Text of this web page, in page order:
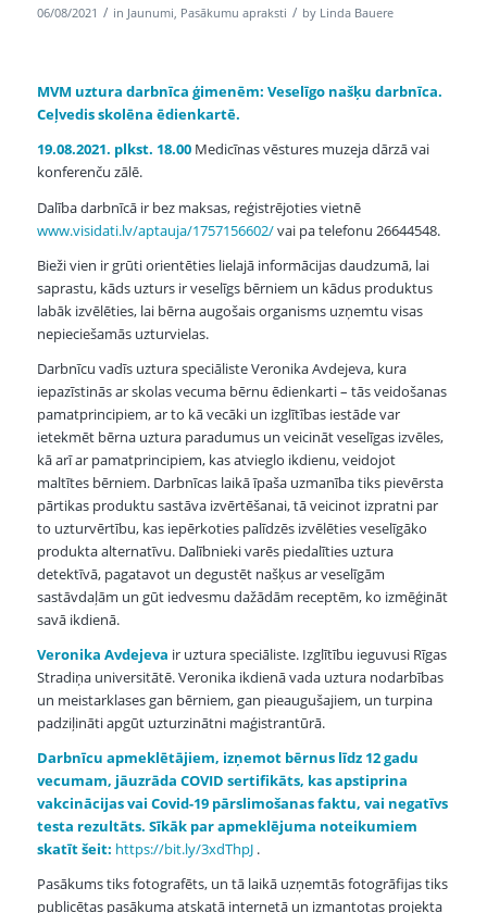
06/08/2021 / in Jaunumi, Pasākumu apraksti / by Linda Bauere
MVM uztura darbnīca ģimenēm: Veselīgo našķu darbnīca.
Ceļvedis skolēna ēdienkartē.
19.08.2021. plkst. 18.00 Medicīnas vēstures muzeja dārzā vai
konferenču zālē.
Dalība darbnīcā ir bez maksas, reģistrējoties vietnē
www.visidati.lv/aptauja/1757156602/vai pa telefonu 26644548.
Bieži vien ir grūti orientēties lielajā informācijas daudzumā, lai
saprastu, kāds uzturs ir veselīgs bērniem un kādus produktus
labāk izvēlēties, lai bērna augošais organisms uzņemtu visas
nepieciešamās uzturvielas.
Darbnīcu vadīs uztura speciāliste Veronika Avdejeva, kura
iepazīstinās ar skolas vecuma bērnu ēdienkarti – tās veidošanas
pamatprincipiem, ar to kā vecāki un izglītības iestāde var
ietekmēt bērna uztura paradumus un veicināt veselīgas izvēles,
kā arī ar pamatprincipiem, kas atvieglo ikdienu, veidojot
maltītes bērniem. Darbnīcas laikā īpaša uzmanība tiks pievērsta
pārtikas produktu sastāva izvērtēšanai, tā veicinot izpratni par
to uzturvērtību, kas iepērkoties palīdzēs izvēlēties veselīgāko
produkta alternatīvu. Dalībnieki varēs piedalīties uztura
detektīvā, pagatavot un degustēt našķus ar veselīgām
sastāvdaļām un gūt iedvesmu dažādām receptēm, ko izmēģināt
savā ikdienā.
Veronika Avdejeva ir uztura speciāliste. Izglītību ieguvusi Rīgas
Stradiņa universitātē. Veronika ikdienā vada uztura nodarbības
un meistarklases gan bērniem, gan pieaugušajiem, un turpina
padziļināti apgūt uzturzinātni maģistrantūrā.
Darbnīcu apmeklētājiem, izņemot bērnus līdz 12 gadu
vecumam, jāuzrāda COVID sertifikāts, kas apstiprina
vakcinācijas vai Covid-19 pārslimošanas faktu, vai negatīvs
testa rezultāts. Sīkāk par apmeklējuma noteikumiem
skatīt šeit: https://bit.ly/3xdThpJ.
Pasākums tiks fotografēts, un tā laikā uzņemtās fotogrāfijas tiks
publicētas pasākuma atskatā internetā un izmantotas projekta